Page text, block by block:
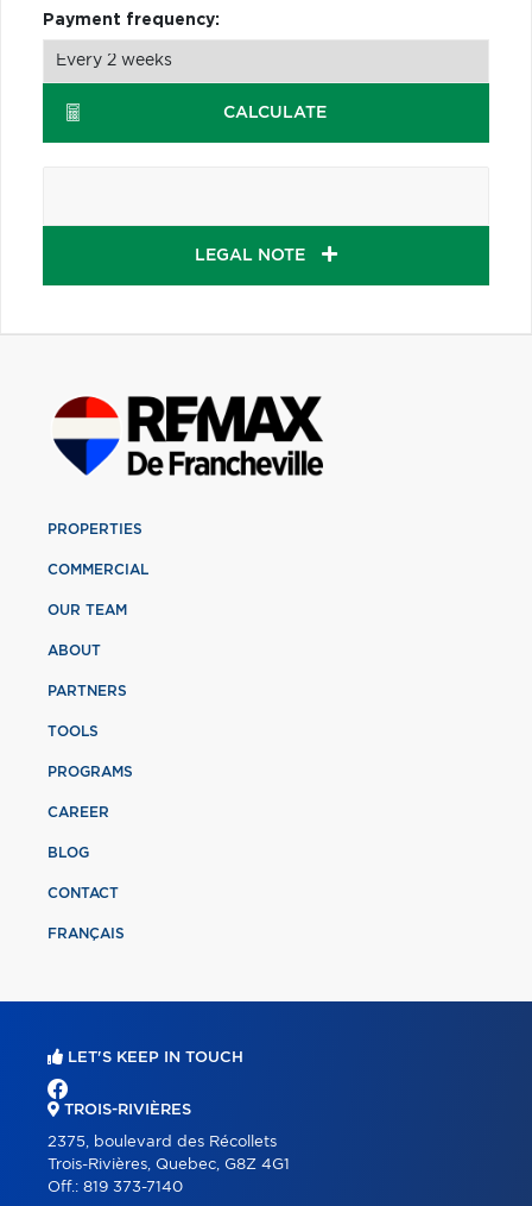
Payment frequency:
CALCULATE
LEGAL NOTE
PROPERTIES
COMMERCIAL
OUR TEAM
ABOUT
PARTNERS
TOOLS
PROGRAMS
CAREER
BLOG
CONTACT
FRANÇAIS
LET'S KEEP IN TOUCH
TROIS-RIVIÈRES
2375, boulevard des Récollets
Trois-Rivières, Quebec, G8Z 4G1
Off.: 819 373-7140